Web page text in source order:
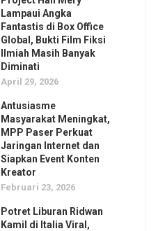
Lampaui Angka
Fantastis di Box Office
Global, Bukti Film Fiksi
Ilmiah Masih Banyak
Diminati
April 29, 2026
Antusiasme
Masyarakat Meningkat,
MPP Paser Perkuat
Jaringan Internet dan
Siapkan Event Konten
Kreator
Februari 23, 2026
Potret Liburan Ridwan
Kamil di Italia Viral,